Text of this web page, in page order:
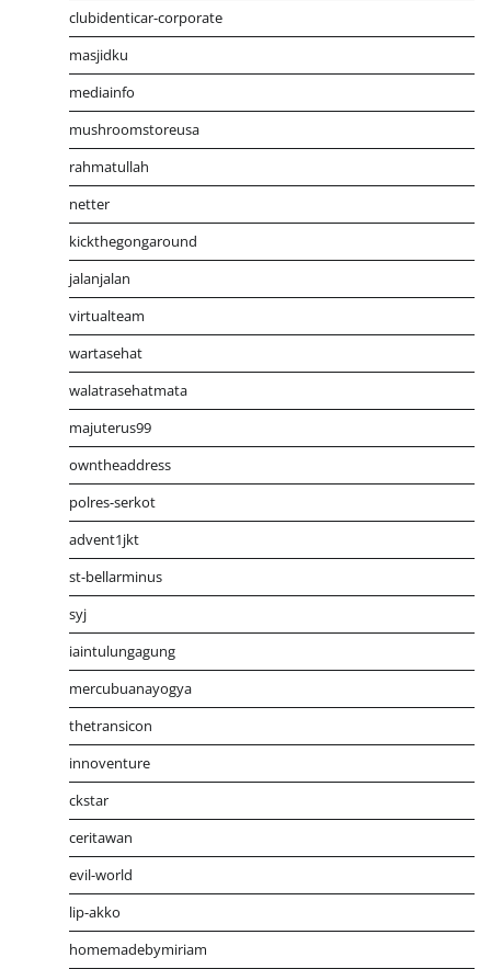
clubidenticar-corporate
masjidku
mediainfo
mushroomstoreusa
rahmatullah
netter
kickthegongaround
jalanjalan
virtualteam
wartasehat
walatrasehatmata
majuterus99
owntheaddress
polres-serkot
advent1jkt
st-bellarminus
syj
iaintulungagung
mercubuanayogya
thetransicon
innoventure
ckstar
ceritawan
evil-world
lip-akko
homemadebymiriam